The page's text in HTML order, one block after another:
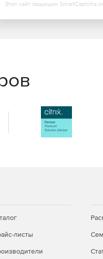
сводные карты поездок и
версия программы или
программы. Мы
Microsoft Office, и
необходимо будет ввести в
Этот сайт защищен SmartCaptcha
листы